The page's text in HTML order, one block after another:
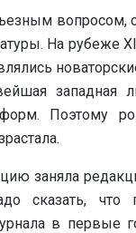
вопросом,
На рубеже
западная
форм. Поэтому
заняла
сказать, что
в первые